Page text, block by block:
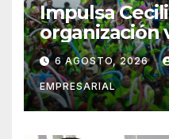
Impulsa
organización
Mérida y
vigilancia en
social del
6 AGOSTO, 2026
EMPRESARIAL